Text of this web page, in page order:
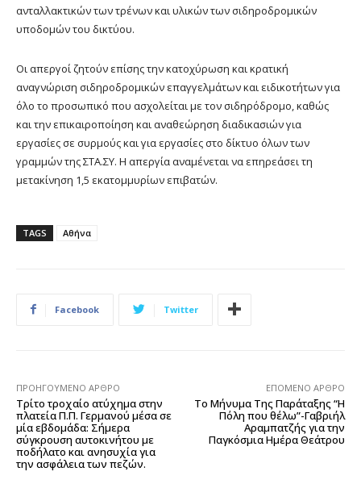
ανταλλακτικών των τρένων και υλικών των σιδηροδρομικών
υποδομών του δικτύου.
Οι απεργοί ζητούν επίσης την κατοχύρωση και κρατική
αναγνώριση σιδηροδρομικών επαγγελμάτων και ειδικοτήτων για
όλο το προσωπικό που ασχολείται με τον σιδηρόδρομο, καθώς
και την επικαιροποίηση και αναθεώρηση διαδικασιών για
εργασίες σε συρμούς και για εργασίες στο δίκτυο όλων των
γραμμών της ΣΤΑ.ΣΥ. Η απεργία αναμένεται να επηρεάσει τη
μετακίνηση 1,5 εκατομμυρίων επιβατών.
TAGS Αθήνα
Facebook Twitter
ΠΡΟΗΓΟΎΜΕΝΟ ΆΡΘΡΟ
Τρίτο τροχαίο ατύχημα στην
πλατεία Π.Π. Γερμανού μέσα σε
μία εβδομάδα: Σήμερα
σύγκρουση αυτοκινήτου με
ποδήλατο και ανησυχία για
την ασφάλεια των πεζών.
ΕΠΌΜΕΝΟ ΆΡΘΡΟ
Το Μήνυμα Της Παράταξης “Η
Πόλη που θέλω”-Γαβριήλ
Αραμπατζής για την
Παγκόσμια Ημέρα Θεάτρου